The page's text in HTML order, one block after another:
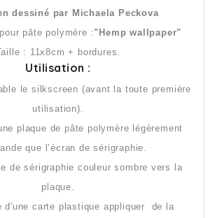
dessiné par Michaela Peckova
pâte polymère :"Hemp wallpaper"
: 11x8cm + bordures.
Utilisation :
le silkscreen (avant la toute première
utilisation).
plaque de pâte polymère légèrement
que l’écran de sérigraphie.
de sérigraphie couleur sombre vers la
plaque.
d'une carte plastique appliquer de la